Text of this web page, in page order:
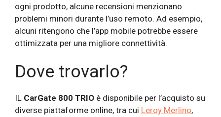
ogni prodotto, alcune recensioni menzionano
problemi minori durante l’uso remoto. Ad esempio,
alcuni ritengono che l’app mobile potrebbe essere
ottimizzata per una migliore connettività.
Dove trovarlo?
IL CarGate 800 TRIO è disponibile per l’acquisto su
diverse piattaforme online, tra cui Leroy Merlino,